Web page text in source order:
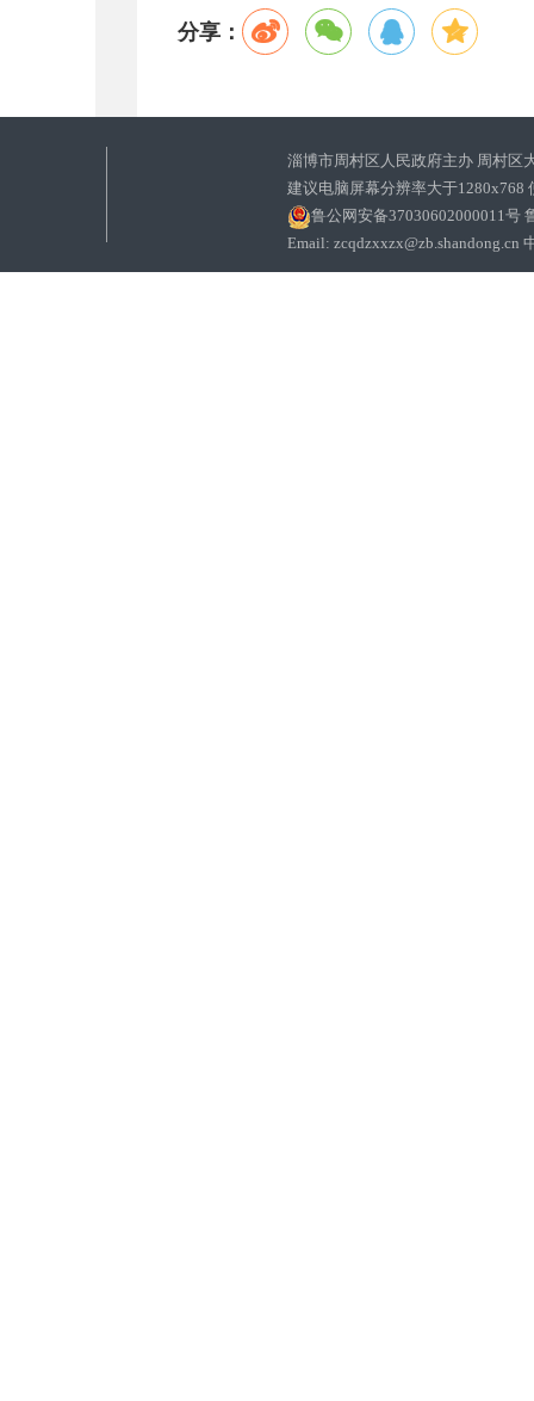
分享：
淄博市周村区人民政府主办 周村区
建议电脑屏幕分辨率大于1280x768
鲁公网安备37030602000011号
Email: zcqdzxxzx@zb.shandong.cn